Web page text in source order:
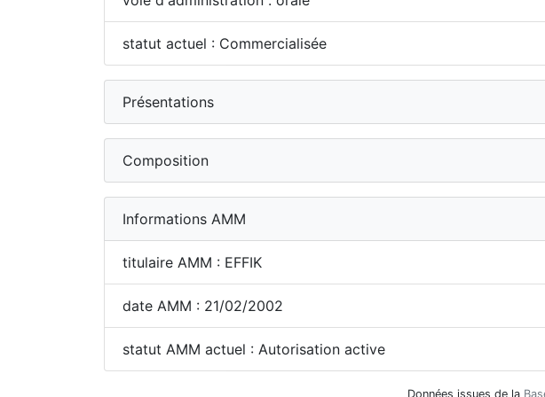
statut actuel : Commercialisée
Présentations
Composition
Informations AMM
titulaire AMM : EFFIK
date AMM : 21/02/2002
statut AMM actuel : Autorisation active
Données issues de la